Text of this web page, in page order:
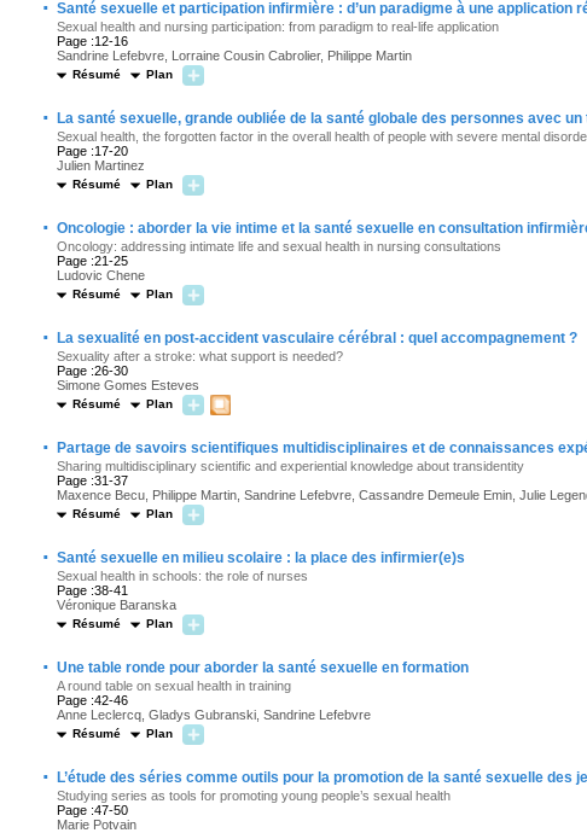
· Santé sexuelle et participation infirmière : d’un paradigme à une application
Sexual health and nursing participation: from paradigm to real-life application
Page :12-16
Sandrine Lefebvre, Lorraine Cousin Cabrolier, Philippe Martin
Résumé Plan
· La santé sexuelle, grande oubliée de la santé globale des personnes avec
Sexual health, the forgotten factor in the overall health of people with severe mental
Page :17-20
Julien Martinez
Résumé Plan
· Oncologie : aborder la vie intime et la santé sexuelle en consultation
Oncology: addressing intimate life and sexual health in nursing consultations
Page :21-25
Ludovic Chene
Résumé Plan
· La sexualité en post-accident vasculaire cérébral : quel accompagnement ?
Sexuality after a stroke: what support is needed?
Page :26-30
Simone Gomes Esteves
Résumé Plan
· Partage de savoirs scientifiques multidisciplinaires et de connaissances
Sharing multidisciplinary scientific and experiential knowledge about transidentity
Page :31-37
Maxence Becu, Philippe Martin, Sandrine Lefebvre, Cassandre Demeule Emin, Julie
Résumé Plan
· Santé sexuelle en milieu scolaire : la place des infirmier(e)s
Sexual health in schools: the role of nurses
Page :38-41
Véronique Baranska
Résumé Plan
· Une table ronde pour aborder la santé sexuelle en formation
A round table on sexual health in training
Page :42-46
Anne Leclercq, Gladys Gubranski, Sandrine Lefebvre
Résumé Plan
· L’étude des séries comme outils pour la promotion de la santé sexuelle des
Studying series as tools for promoting young people’s sexual health
Page :47-50
Marie Potvain